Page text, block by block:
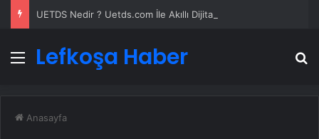
Menü
Lefkoşa Haber
Anasayfa